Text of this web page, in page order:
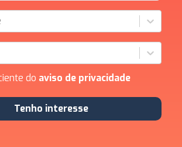
do aviso de privacidade
Tenho interesse